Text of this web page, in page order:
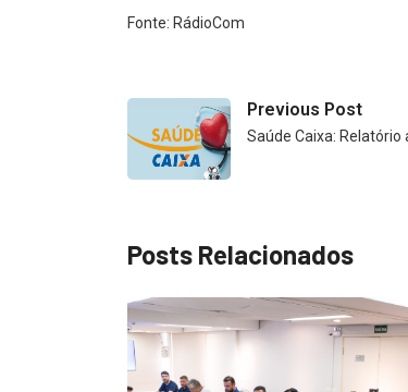
Fonte: RádioCom
Previous Post
Saúde Caixa: Relatório
Posts Relacionados